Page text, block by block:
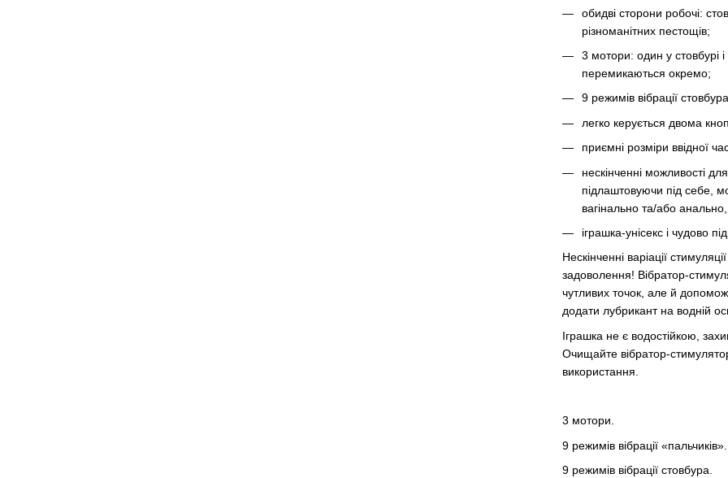
обидві сторони робочі:
різноманітних пестощів;
3 мотори: один у стовбурі і
перемикаються окремо;
9 режимів вібрації
легко керується двома
приємні розміри ввідної
нескінченні можливості
підлаштовуючи під себе,
вагінально та/або
іграшка-унісекс і чудово
Нескінченні варіації
задоволення! Вібратор-
чутливих точок, але й
додати лубрикант на водній
Іграшка не є водостійкою,
Очищайте вібратор-
використання.
3 мотори.
9 режимів вібрації «пальчиків».
9 режимів вібрації стовбура.